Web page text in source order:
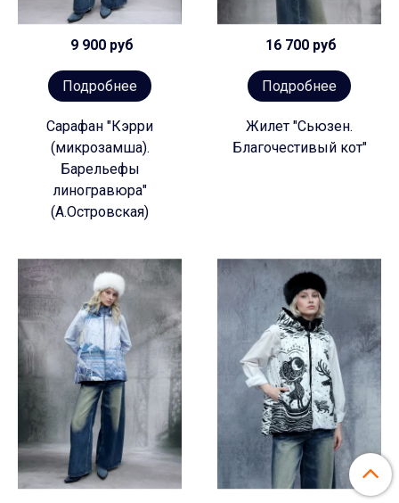
9 900 руб
Подробнее
Сарафан "Кэрри
(микрозамша).
Барельефы
линогравюра"
(А.Островская)
16 700 руб
Подробнее
Жилет "Сьюзен.
Благочестивый кот"